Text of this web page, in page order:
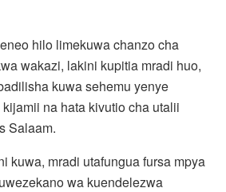
hilo limekuwa chanzo cha
wakazi, lakini kupitia mradi huo,
kuwa sehemu yenye
na hata kivutio cha utalii
Salaam.
kuwa, mradi utafungua fursa mpya
wa kuendelezwa